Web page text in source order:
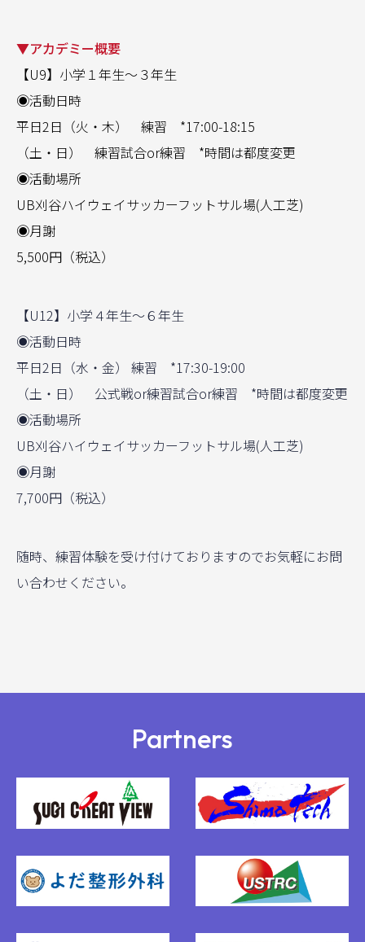
▼アカデミー概要
【U9】小学１年生〜３年生
◉活動日時
平日2日（火・木） 練習 *17:00-18:15
（土・日） 練習試合or練習 *時間は都度変更
◉活動場所
UB刈谷ハイウェイサッカーフットサル場(人工芝)
◉月謝
5,500円（税込）
【U12】小学４年生〜６年生
◉活動日時
平日2日（水・金） 練習 *17:30-19:00
（土・日） 公式戦or練習試合or練習 *時間は都度変更
◉活動場所
UB刈谷ハイウェイサッカーフットサル場(人工芝)
◉月謝
7,700円（税込）
随時、練習体験を受け付けておりますのでお気軽にお問
い合わせください。
Partners